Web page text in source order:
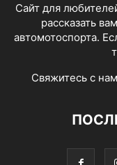
Сайт для
рассказать
автомотоспорта.
Свяжитесь с